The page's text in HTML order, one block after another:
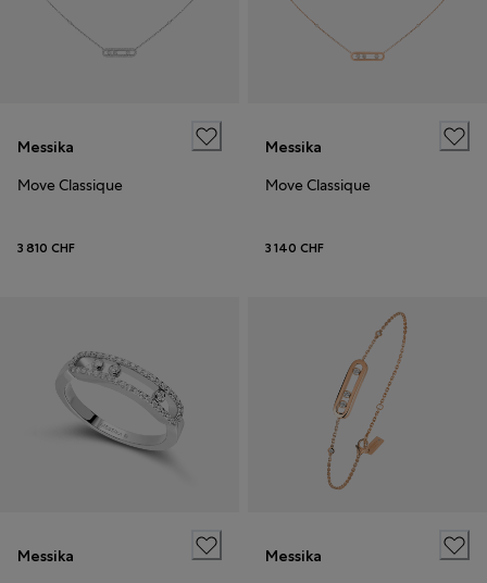
Messika
Move Classique
3 810 CHF
Messika
Move Classique
3 140 CHF
Messika Messika